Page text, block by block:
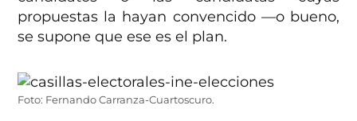
propuestas la hayan convencido —o bueno,
se supone que ese es el plan.
Foto: Fernando Carranza-Cuartoscuro.